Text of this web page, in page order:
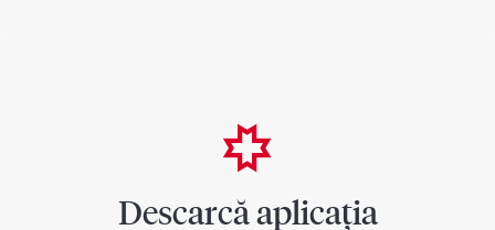
Descarcă aplicația